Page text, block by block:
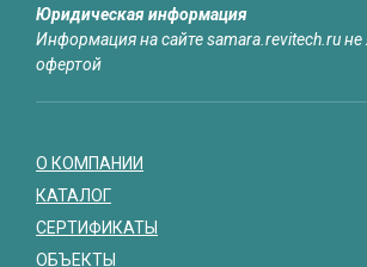
Юридическая информация
Информация на сайте samara.revitech.ru не
офертой
О КОМПАНИИ
КАТАЛОГ
СЕРТИФИКАТЫ
ОБЪЕКТЫ